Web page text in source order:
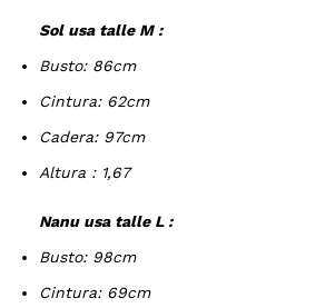
Sol usa talle M :
Busto: 86cm
Cintura: 62cm
Cadera: 97cm
Altura : 1,67
Nanu usa talle L :
Busto: 98cm
Cintura: 69cm